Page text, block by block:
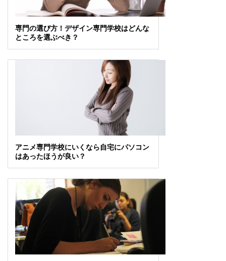
専門の選び方！デザイン専門学校はどんな
ところを選ぶべき？
アニメ専門学校にいくなら自宅にパソコン
はあったほうが良い？